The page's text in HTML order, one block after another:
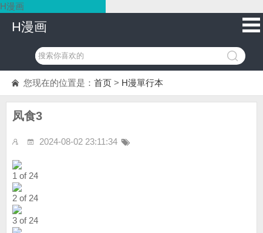
H漫画
H漫画
您现在的位置是： 首页 > H漫單行本
凤食3
2024-08-02 23:11:34
1 of 24
2 of 24
3 of 24